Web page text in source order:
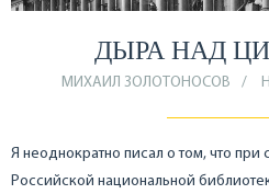
ДЫРА НАД
МИХАИЛ ЗОЛОТОНОСОВ
Я неоднократно писал о том, что
Российской национальной